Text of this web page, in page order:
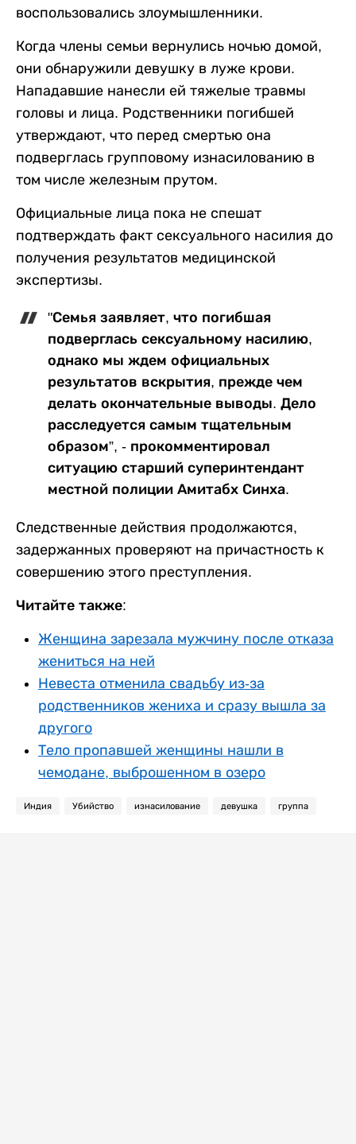
воспользовались злоумышленники.
Когда члены семьи вернулись ночью домой,
они обнаружили девушку в луже крови.
Нападавшие нанесли ей тяжелые травмы
головы и лица. Родственники погибшей
утверждают, что перед смертью она
подверглась групповому изнасилованию в
том числе железным прутом.
Официальные лица пока не спешат
подтверждать факт сексуального насилия до
получения результатов медицинской
экспертизы.
"Семья заявляет, что погибшая
подверглась сексуальному насилию,
однако мы ждем официальных
результатов вскрытия, прежде чем
делать окончательные выводы. Дело
расследуется самым тщательным
образом”, - прокомментировал
ситуацию старший суперинтендант
местной полиции Амитабх Синха.
Следственные действия продолжаются,
задержанных проверяют на причастность к
совершению этого преступления.
Читайте также:
Женщина зарезала мужчину после отказа
жениться на ней
Невеста отменила свадьбу из-за
родственников жениха и сразу вышла за
другого
Тело пропавшей женщины нашли в
чемодане, выброшенном в озеро
Индия Убийство изнасилование девушка группа